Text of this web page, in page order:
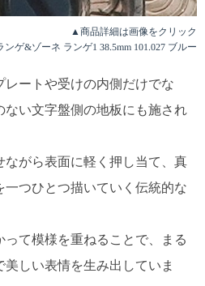
▲商品詳細は画像をクリック
ゲ&ゾーネ ランゲ1 38.5mm 101.027 ブルー
ートや受けの内側だけでな
ない文字盤側の地板にも施され
がら表面に軽く押し当て、真
つひとつ描いていく伝統的な
て模様を重ねることで、まる
しい表情を生み出していま